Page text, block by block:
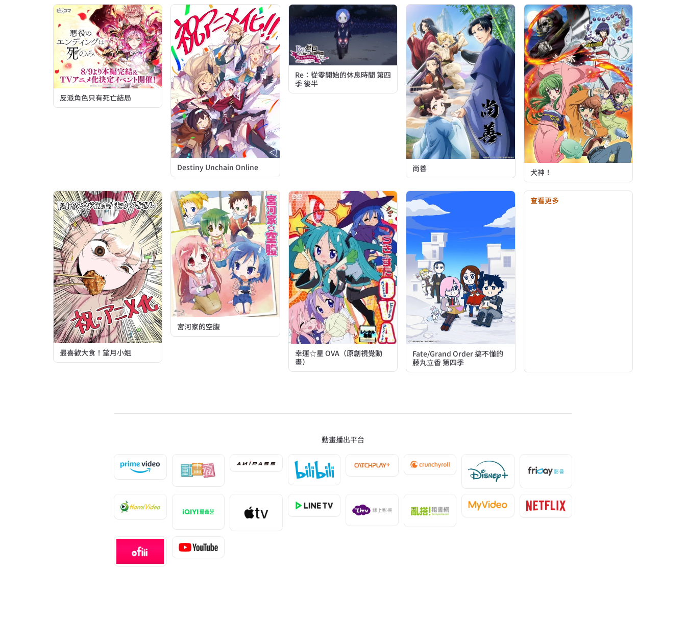
反派角色只有死亡結局
Destiny Unchain Online
Re：從零開始的休息時間 第四
季 後半
尚善 犬神！
最喜歡大食！望月小姐
宮河家的空腹
幸運☆星 OVA（原創視覺動
畫）
Fate/Grand Order 搞不懂的
藤丸立香 第四季
查看更多
動畫播出平台